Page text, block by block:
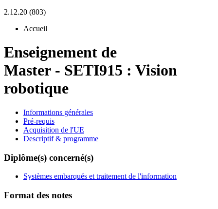
2.12.20 (803)
Accueil
Enseignement de
Master - SETI915 : Vision
robotique
Informations générales
Pré-requis
Acquisition de l'UE
Descriptif & programme
Diplôme(s) concerné(s)
Systèmes embarqués et traitement de l'information
Format des notes